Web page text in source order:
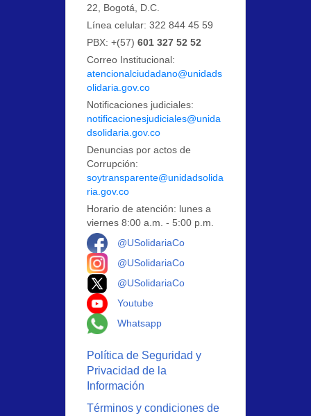
22, Bogotá, D.C.
Línea celular: 322 844 45 59
PBX: +(57)601 327 52 52
Correo Institucional:
atencionalciudadano@unidads
olidaria.gov.co
Notificaciones judiciales:
notificacionesjudiciales@unida
dsolidaria.gov.co
Denuncias por actos de
Corrupción:
soytransparente@unidadsolida
ria.gov.co
Horario de atención: lunes a
viernes 8:00 a.m. - 5:00 p.m.
@USolidariaCo
@USolidariaCo
@USolidariaCo
Youtube
Whatsapp
Política de Seguridad y
Privacidad de la
Información
Términos y condiciones de